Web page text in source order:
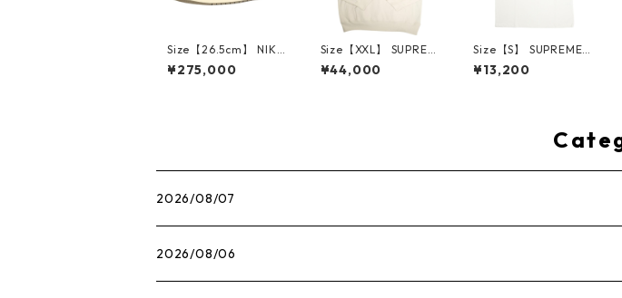
Size【26.5cm】 NIKE
ナイキ ×Travis Scott
AIR JORDAN 1 LOW
¥275,000
Size【XXL】 SUPREM
E シュプリーム 24AW
Box Logo Hooded Sw
¥44,000
Size【S】 SUPREME
シュプリーム S/S Poc
ket Tee White Tシャ
¥13,200
2026/08/07
2026/08/06